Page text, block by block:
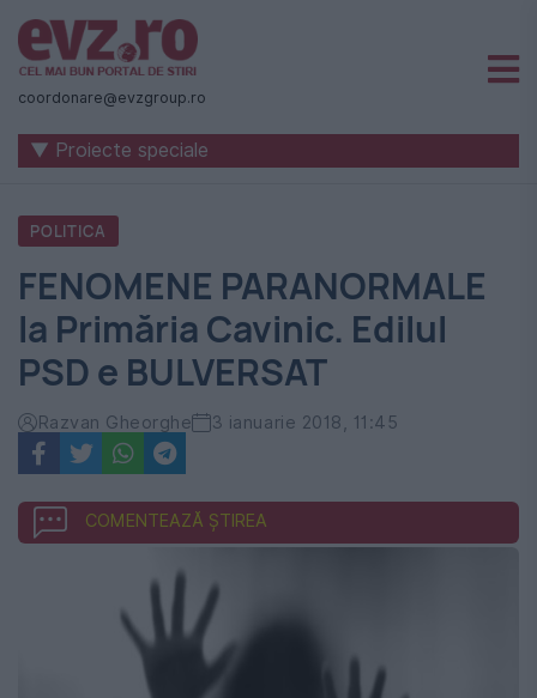
Știri
naționale
internaționale
România
-
Evenimentul
Zilei
coordonare@evzgroup.ro
▼ Proiecte speciale
POLITICA
FENOMENE PARANORMALE
la Primăria Cavinic. Edilul
PSD e BULVERSAT
Razvan Gheorghe 3 ianuarie 2018, 11:45
COMENTEAZĂ ȘTIREA